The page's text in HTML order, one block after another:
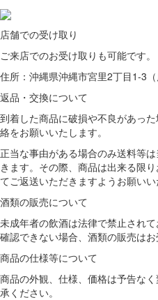
店舗での受け取り
ご来店でのお受け取りも可能です。
住所：沖縄県沖縄市宮里2丁目1-3（
返品・交換について
到着した商品に破損や不良があっ
絡をお願いいたします。
正当な事由がある場合のみ送料等
きます。その際、商品は出来る限
てご返送いただきますようお願いい
酒類の販売について
未成年者の飲酒は法律で禁止され
確認できない場合、酒類の販売はお
商品の仕様等について
商品の外観、仕様、価格は予告な
承ください。